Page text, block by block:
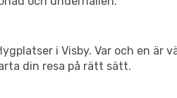
i Visby. Var och en
din resa på rätt sätt.